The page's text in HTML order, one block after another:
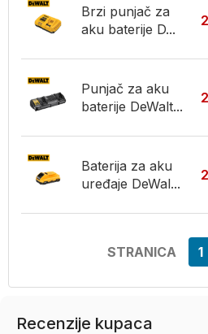
Brzi punjač za
aku baterije D...
Punjač za aku
baterije DeWalt...
Baterija za aku
uređaje DeWal...
STRANICA 1
Recenzije kupaca